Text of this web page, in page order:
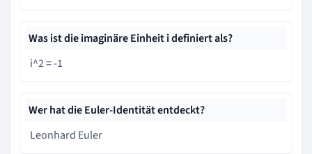
Was ist die imaginäre Einheit i definiert als?
i^2 = -1
Wer hat die Euler-Identität entdeckt?
Leonhard Euler